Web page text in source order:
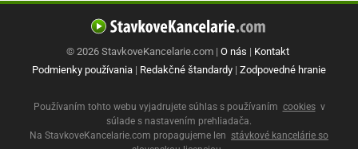
© 2026 StavkoveKancelarie.com | O nás | Kontakt
Podmienky používania | Redakčné štandardy | Zodpovedné hranie
Používaním tohto webu vyjadrujete súhlas s používaním cookies v
súlade s nastavením prehliadača.
Na StavkoveKancelarie.com propagujeme len stávkové kancelárie so